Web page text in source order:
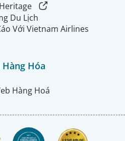
Du Lịch
Với Vietnam Airlines
Hàng Hóa
Hàng Hoá